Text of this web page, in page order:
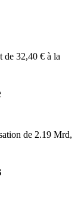
de 32,40 € à la
de 2.19 Mrd,